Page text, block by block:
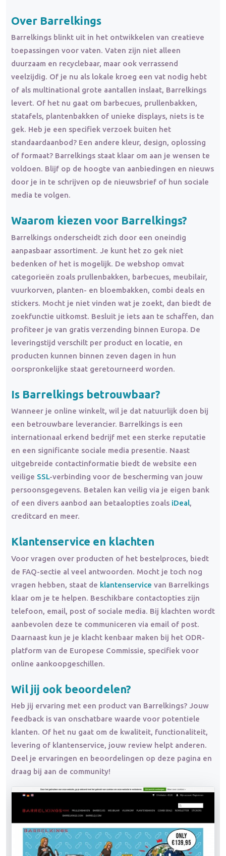
Over Barrelkings
Barrelkings blinkt uit in het ontwikkelen van creatieve
toepassingen voor vaten. Vaten zijn niet alleen
duurzaam en recyclebaar, maar ook verrassend
veelzijdig. Of je nu als lokale kroeg een vat nodig hebt
of als multinational grote aantallen inslaat, Barrelkings
levert. Of het nu gaat om barbecues, prullenbakken,
statafels, plantenbakken of unieke displays, niets is te
gek. Heb je een specifiek verzoek buiten het
standaardaanbod? Een andere kleur, design, oplossing
of formaat? Barrelkings staat klaar om aan je wensen te
voldoen. Blijf op de hoogte van aanbiedingen en nieuws
door je in te schrijven op de nieuwsbrief of hun sociale
media te volgen.
Waarom kiezen voor Barrelkings?
Barrelkings onderscheidt zich door een oneindig
aanpasbaar assortiment. Je kunt het zo gek niet
bedenken of het is mogelijk. De webshop omvat
categorieën zoals prullenbakken, barbecues, meubilair,
vuurkorven, planten- en bloembakken, combi deals en
stickers. Mocht je niet vinden wat je zoekt, dan biedt de
zoekfunctie uitkomst. Besluit je iets aan te schaffen, dan
profiteer je van gratis verzending binnen Europa. De
leveringstijd verschilt per product en locatie, en
producten kunnen binnen zeven dagen in hun
oorspronkelijke staat geretourneerd worden.
Is Barrelkings betrouwbaar?
Wanneer je online winkelt, wil je dat natuurlijk doen bij
een betrouwbare leverancier. Barrelkings is een
internationaal erkend bedrijf met een sterke reputatie
en een significante sociale media presentie. Naast
uitgebreide contactinformatie biedt de website een
veilige SSL-verbinding voor de bescherming van jouw
persoonsgegevens. Betalen kan veilig via je eigen bank
of een divers aanbod aan betaalopties zoals iDeal,
creditcard en meer.
Klantenservice en klachten
Voor vragen over producten of het bestelproces, biedt
de FAQ-sectie al veel antwoorden. Mocht je toch nog
vragen hebben, staat de klantenservice van Barrelkings
klaar om je te helpen. Beschikbare contactopties zijn
telefoon, email, post of sociale media. Bij klachten wordt
aanbevolen deze te communiceren via email of post.
Daarnaast kun je je klacht kenbaar maken bij het ODR-
platform van de Europese Commissie, specifiek voor
online aankoopgeschillen.
Wil jij ook beoordelen?
Heb jij ervaring met een product van Barrelkings? Jouw
feedback is van onschatbare waarde voor potentiele
klanten. Of het nu gaat om de kwaliteit, functionaliteit,
levering of klantenservice, jouw review helpt anderen.
Deel je ervaringen en beoordelingen op deze pagina en
draag bij aan de community!